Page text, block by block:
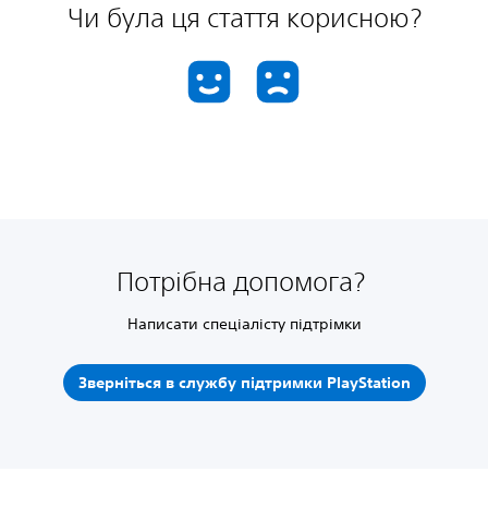
Чи була ця стаття корисною?
Потрібна допомога?
Написати спеціалісту підтрімки
Зверніться в службу підтримки PlayStation